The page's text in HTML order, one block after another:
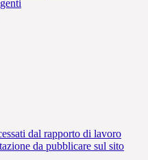
dal rapporto di lavoro
da pubblicare sul sito